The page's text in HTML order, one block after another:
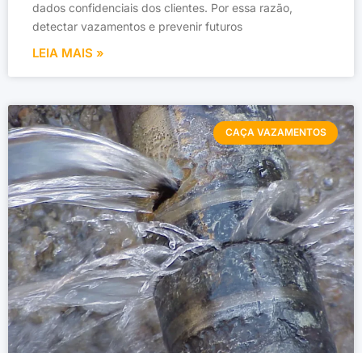
dados confidenciais dos clientes. Por essa razão,
detectar vazamentos e prevenir futuros
LEIA MAIS »
CAÇA VAZAMENTOS